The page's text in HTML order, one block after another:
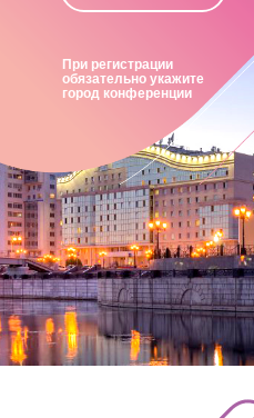
При регистрации
обязательно укажите
город конференции